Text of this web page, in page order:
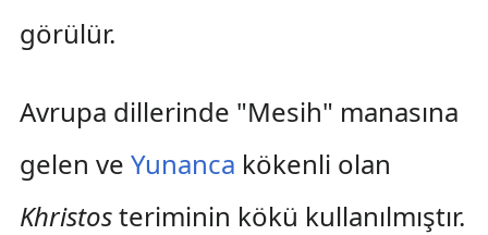
görülür.
Avrupa dillerinde "Mesih" manasına
gelen ve Yunanca kökenli olan
Khristosteriminin kökü kullanılmıştır.